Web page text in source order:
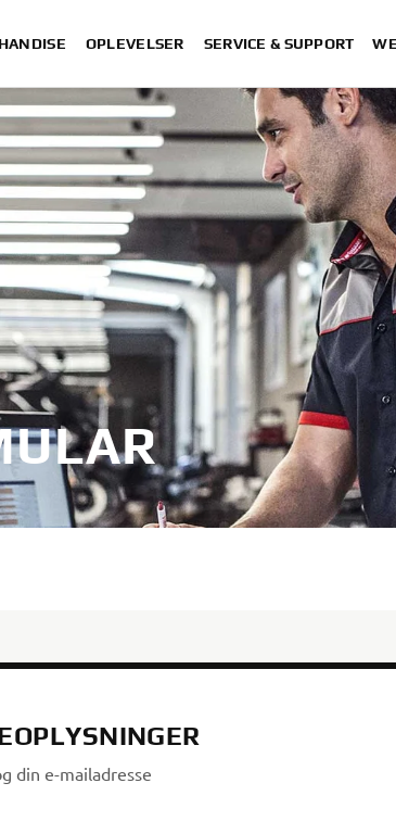
OPLEVELSER SERVICE & SUPPORT
din e-mailadresse